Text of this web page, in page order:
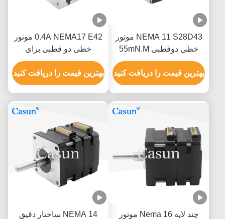
NEMA 11 S28D43 موتور
خطی دوقطبی 55mN.M
80mN.M برای صنعت
پزشکی
بهترین قیمت را دریافت کنید
0.4A NEMA17 E42 موتور
خطی دو قطبی برای
تجهیزات اتوماسیون
بهترین قیمت را دریافت کنید
چند لایه Nema 16 موتور
NEMA 14 ساختار دقیق